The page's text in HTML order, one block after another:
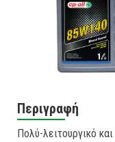
Περιγραφή
Πολύ-λειτουργικό